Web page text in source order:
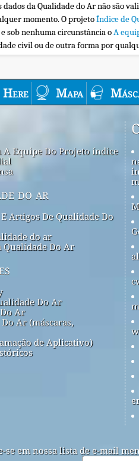
dados da Qualidade do Ar não são
momento. O projetoÍndice de
sob nenhuma circunstância oA
civil ou de outra forma por
Here Mapa
A Equipe Do Projeto índice
do ar
Artigos De Qualidade Do
do ar
Qualidade Do Ar
Do Ar
Ar
Ar (máscaras,
de Aplicativo)
se em nossa lista de e-mail